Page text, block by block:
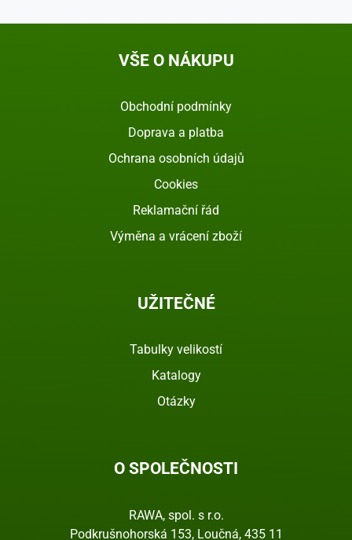
VŠE O NÁKUPU
Obchodní podmínky
Doprava a platba
Ochrana osobních údajů
Cookies
Reklamační řád
Výměna a vrácení zboží
UŽITEČNÉ
Tabulky velikostí
Katalogy
Otázky
O SPOLEČNOSTI
RAWA, spol. s r.o.
Podkrušnohorská 153, Loučná, 435 11